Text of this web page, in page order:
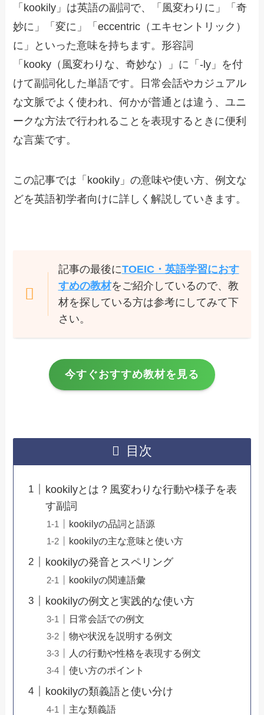
「kookily」は英語の副詞で、「風変わりに」「奇
妙に」「変に」「eccentric（エキセントリック）
に」といった意味を持ちます。形容詞
「kooky（風変わりな、奇妙な）」に「-ly」を付
けて副詞化した単語です。日常会話やカジュアル
な文脈でよく使われ、何かが普通とは違う、ユニ
ークな方法で行われることを表現するときに便利
な言葉です。
この記事では「kookily」の意味や使い方、例文な
どを英語初学者向けに詳しく解説していきます。
記事の最後にTOEIC・英語学習におす
すめの教材をご紹介しているので、教
材を探している方は参考にしてみて下
さい。
今すぐおすすめ教材を見る
目次
kookilyとは？風変わりな行動や様子を表
す副詞
kookilyの品詞と語源
kookilyの主な意味と使い方
kookilyの発音とスペリング
kookilyの関連語彙
kookilyの例文と実践的な使い方
日常会話での例文
物や状況を説明する例文
人の行動や性格を表現する例文
使い方のポイント
kookilyの類義語と使い分け
主な類義語